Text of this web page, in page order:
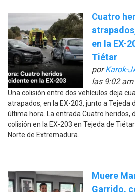
Cuatro
en la EX-
Tiétar
porKarok-
las 9:02 am
Una colisión entre dos vehículos deja
atrapados, en la EX-203, junto a Tejeda
última hora. La entrada Cuatro heridos,
colisión en la EX-203 en Tejeda de
Norte de Extremadura.
Muere
Garrido,